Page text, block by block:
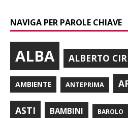
NAVIGA PER PAROLE CHIAVE
ALBA ALBERTO
AMBIENTE ANTEPRIMA
ASTI BAMBINI BAROLO